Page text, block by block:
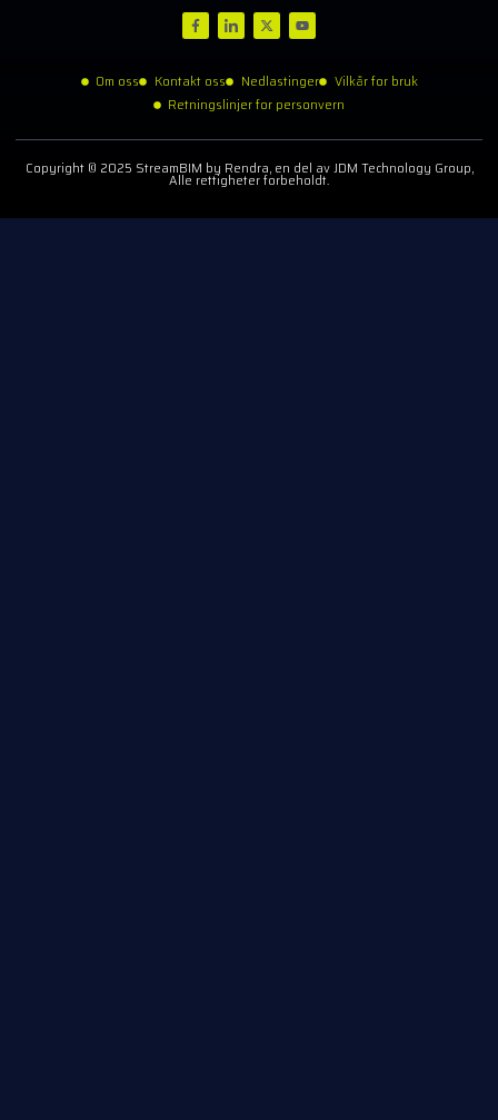
Om oss Kontakt oss Nedlastinger
Vilkår for bruk
Retningslinjer for personvern
Copyright © 2025 StreamBIM by Rendra, en del av JDM Technology Group,
Alle rettigheter forbeholdt.